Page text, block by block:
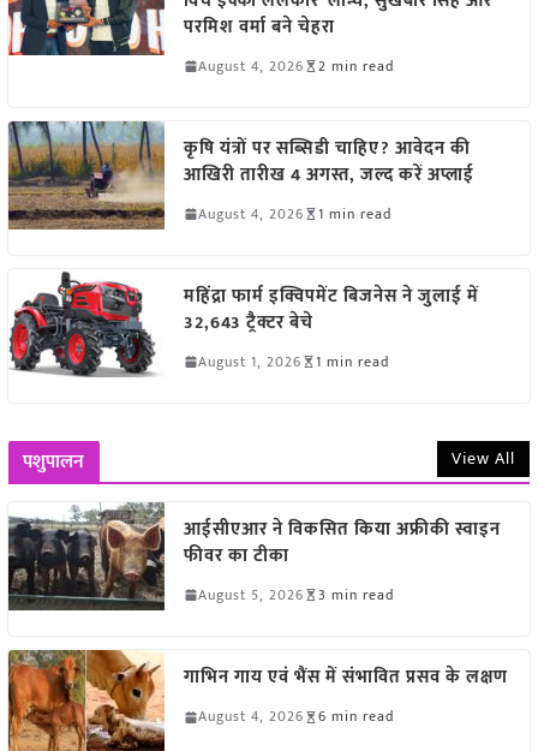
परमिश वर्मा बने चेहरा
August 4, 2026 2 min read
कृषि यंत्रों पर सब्सिडी चाहिए? आवेदन की
आखिरी तारीख 4 अगस्त, जल्द करें अप्लाई
August 4, 2026 1 min read
महिंद्रा फार्म इक्विपमेंट बिजनेस ने जुलाई में
32,643 ट्रैक्टर बेचे
August 1, 2026 1 min read
पशुपालन View All
आईसीएआर ने विकसित किया अफ्रीकी स्वाइन
फीवर का टीका
August 5, 2026 3 min read
गाभिन गाय एवं भैंस में संभावित प्रसव के लक्षण
August 4, 2026 6 min read